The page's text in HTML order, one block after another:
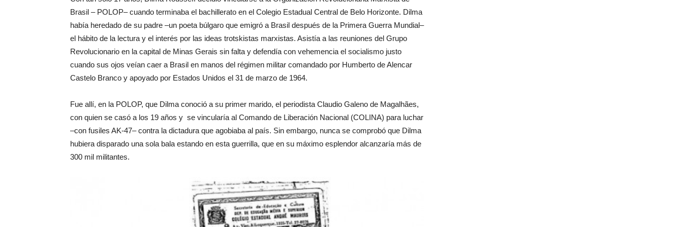
Brasil – POLOP– cuando terminaba el bachillerato en el Colegio Estadual Central de Belo Horizonte. Dilma
había heredado de su padre –un poeta búlgaro que emigró a Brasil después de la Primera Guerra Mundial–
el hábito de la lectura y el interés por las ideas trotskistas marxistas. Asistía a las reuniones del Grupo
Revolucionario en la capital de Minas Gerais sin falta y defendía con vehemencia el socialismo justo
cuando sus ojos veían caer a Brasil en manos del régimen militar comandado por Humberto de Alencar
Castelo Branco y apoyado por Estados Unidos el 31 de marzo de 1964.
Fue allí, en la POLOP, que Dilma conoció a su primer marido, el periodista Claudio Galeno de Magalhães,
con quien se casó a los 19 años y se vincularía al Comando de Liberación Nacional (COLINA) para luchar
–con fusiles AK-47– contra la dictadura que agobiaba al país. Sin embargo, nunca se comprobó que Dilma
hubiera disparado una sola bala estando en esta guerrilla, que en su máximo esplendor alcanzaría más de
300 mil militantes.